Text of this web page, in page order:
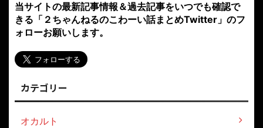
当サイトの最新記事情報＆過去記事をいつでも確認で
きる「２ちゃんねるのこわーい話まとめTwitter」のフ
ォローお願いします。
カテゴリー
オカルト